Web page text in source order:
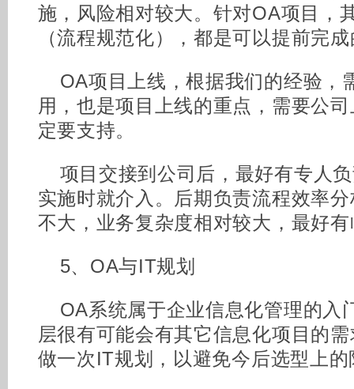
施，风险相对较大。针对OA项目，
（流程规范化），都是可以提前完
OA项目上线，根据我们的经验，
用，也是项目上线的重点，需要公
定要支持。
项目交接到公司后，最好有专人
实施时就介入。后期负责流程效率
不大，业务复杂度相对较大，最好
5、OA与IT规划
OA系统属于企业信息化管理的入
层很有可能会有其它信息化项目的
做一次IT规划，以避免今后选型上的